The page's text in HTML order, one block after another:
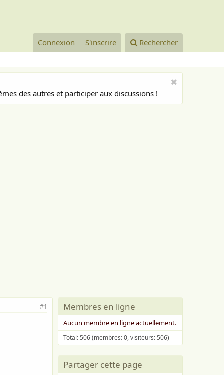
Connexion S'inscrire Rechercher
des autres et participer aux discussions !
#1 Membres en ligne
Aucun membre en ligne actuellement.
Total: 506 (membres: 0, visiteurs: 506)
Partager cette page